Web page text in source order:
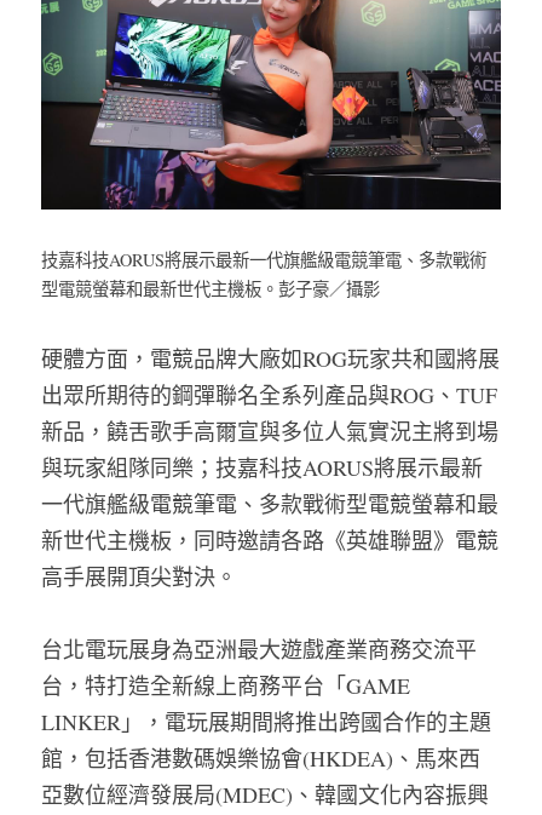
技嘉科技AORUS將展示最新一代旗艦級電競筆電、多款戰術
型電競螢幕和最新世代主機板。彭子豪／攝影
硬體方面，電競品牌大廠如ROG玩家共和國將展
出眾所期待的鋼彈聯名全系列產品與ROG、TUF
新品，饒舌歌手高爾宣與多位人氣實況主將到場
與玩家組隊同樂；技嘉科技AORUS將展示最新
一代旗艦級電競筆電、多款戰術型電競螢幕和最
新世代主機板，同時邀請各路《英雄聯盟》電競
高手展開頂尖對決。
台北電玩展身為亞洲最大遊戲產業商務交流平
台，特打造全新線上商務平台「GAME
LINKER」，電玩展期間將推出跨國合作的主題
館，包括香港數碼娛樂協會(HKDEA)、馬來西
亞數位經濟發展局(MDEC)、韓國文化內容振興